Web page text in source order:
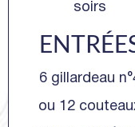
soirs
6 gillardeau
ou 12